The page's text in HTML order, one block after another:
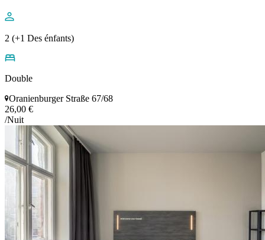
2 (+1 Des énfants)
Double
Oranienburger Straße 67/68
26,00 €
/Nuit